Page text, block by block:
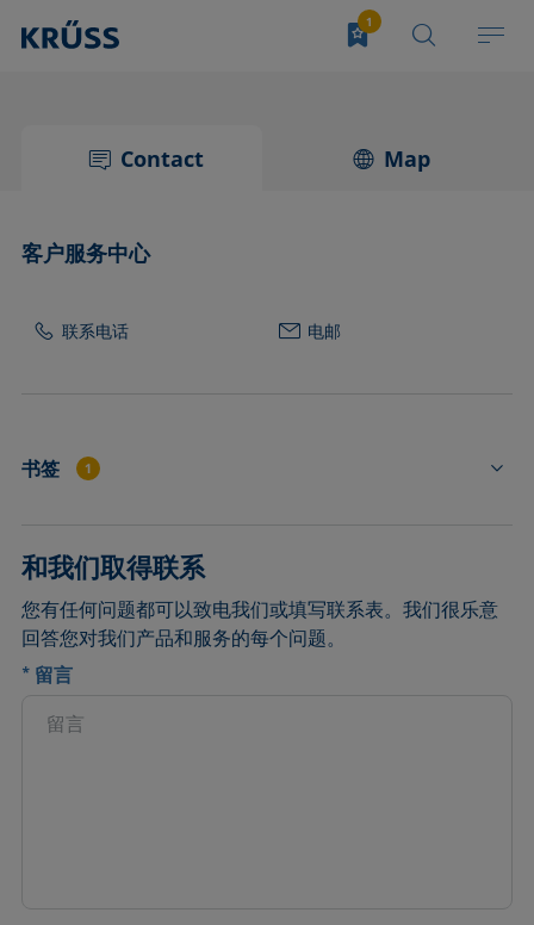
Contact Map
客户服务中心
联系电话 电邮
书签 1
和我们取得联系
您有任何问题都可以致电我们或填写联系表。我们很乐意
回答您对我们产品和服务的每个问题。
* 留言